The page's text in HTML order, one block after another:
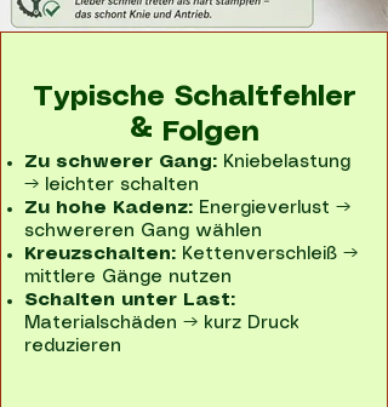
Typische Schaltfehler
& Folgen
Zu schwerer Gang: Kniebelastung
→ leichter schalten
Zu hohe Kadenz: Energieverlust →
schwereren Gang wählen
Kreuzschalten: Kettenverschleiß →
mittlere Gänge nutzen
Schalten unter Last:
Materialschäden → kurz Druck
reduzieren